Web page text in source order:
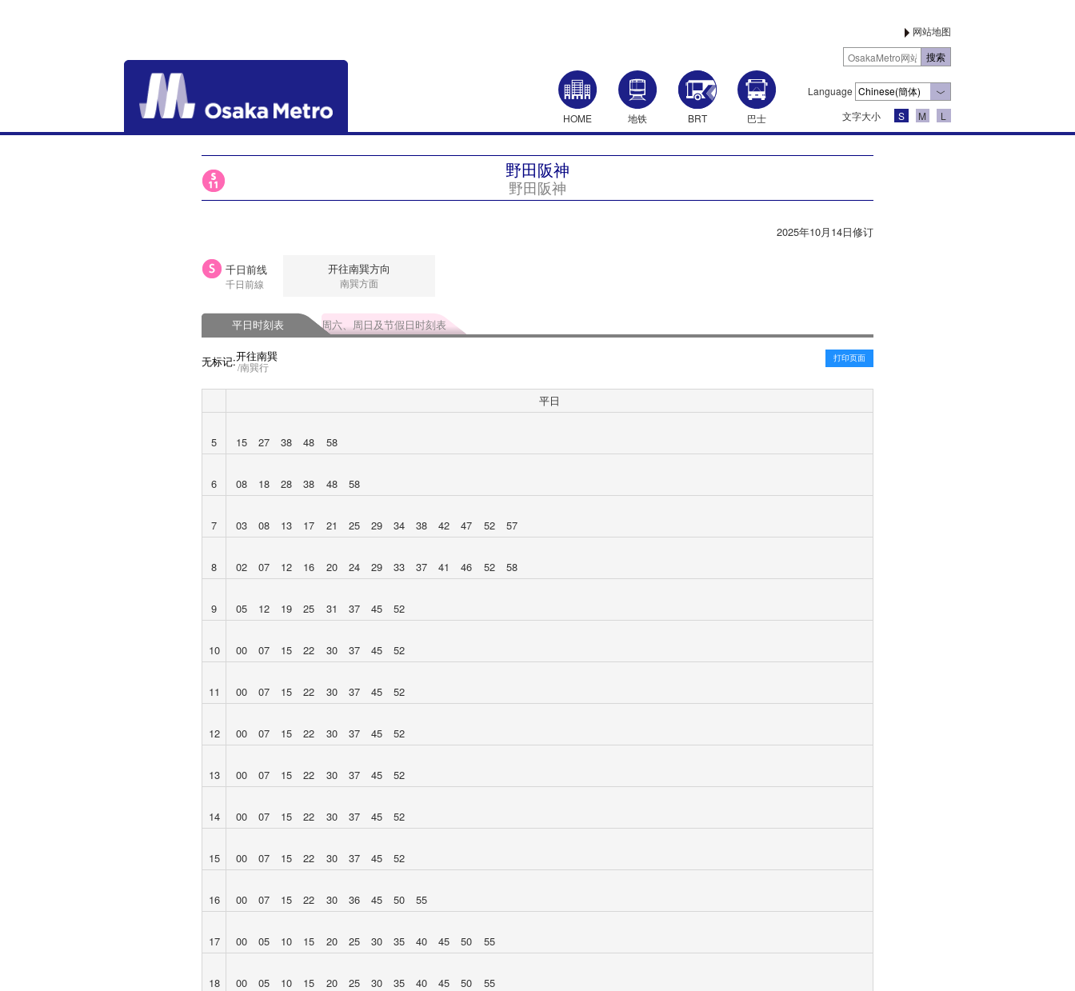
HOME 地铁 BRT 巴士
网站地图
Language
文字大小
S M L
野田阪神
野田阪神
2025年10月14日修订
千日前线
千日前線
开往南巽方向
南巽方面
平日时刻表 周六、周日及节假日时刻表
无标记:开往南巽
南巽行
平日
5 15 27 38 48 58
6 08 18 28 38 48 58
7 03 08 13 17 21 25 29 34 38 42 47 52 57
8 02 07 12 16 20 24 29 33 37 41 46 52 58
9 05 12 19 25 31 37 45 52
10 00 07 15 22 30 37 45 52
11 00 07 15 22 30 37 45 52
12 00 07 15 22 30 37 45 52
13 00 07 15 22 30 37 45 52
14 00 07 15 22 30 37 45 52
15 00 07 15 22 30 37 45 52
16 00 07 15 22 30 36 45 50 55
17 00 05 10 15 20 25 30 35 40 45 50 55
18 00 05 10 15 20 25 30 35 40 45 50 55